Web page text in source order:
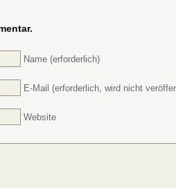
Name (erforderlich)
E-Mail (erforderlich, wird nicht
Website